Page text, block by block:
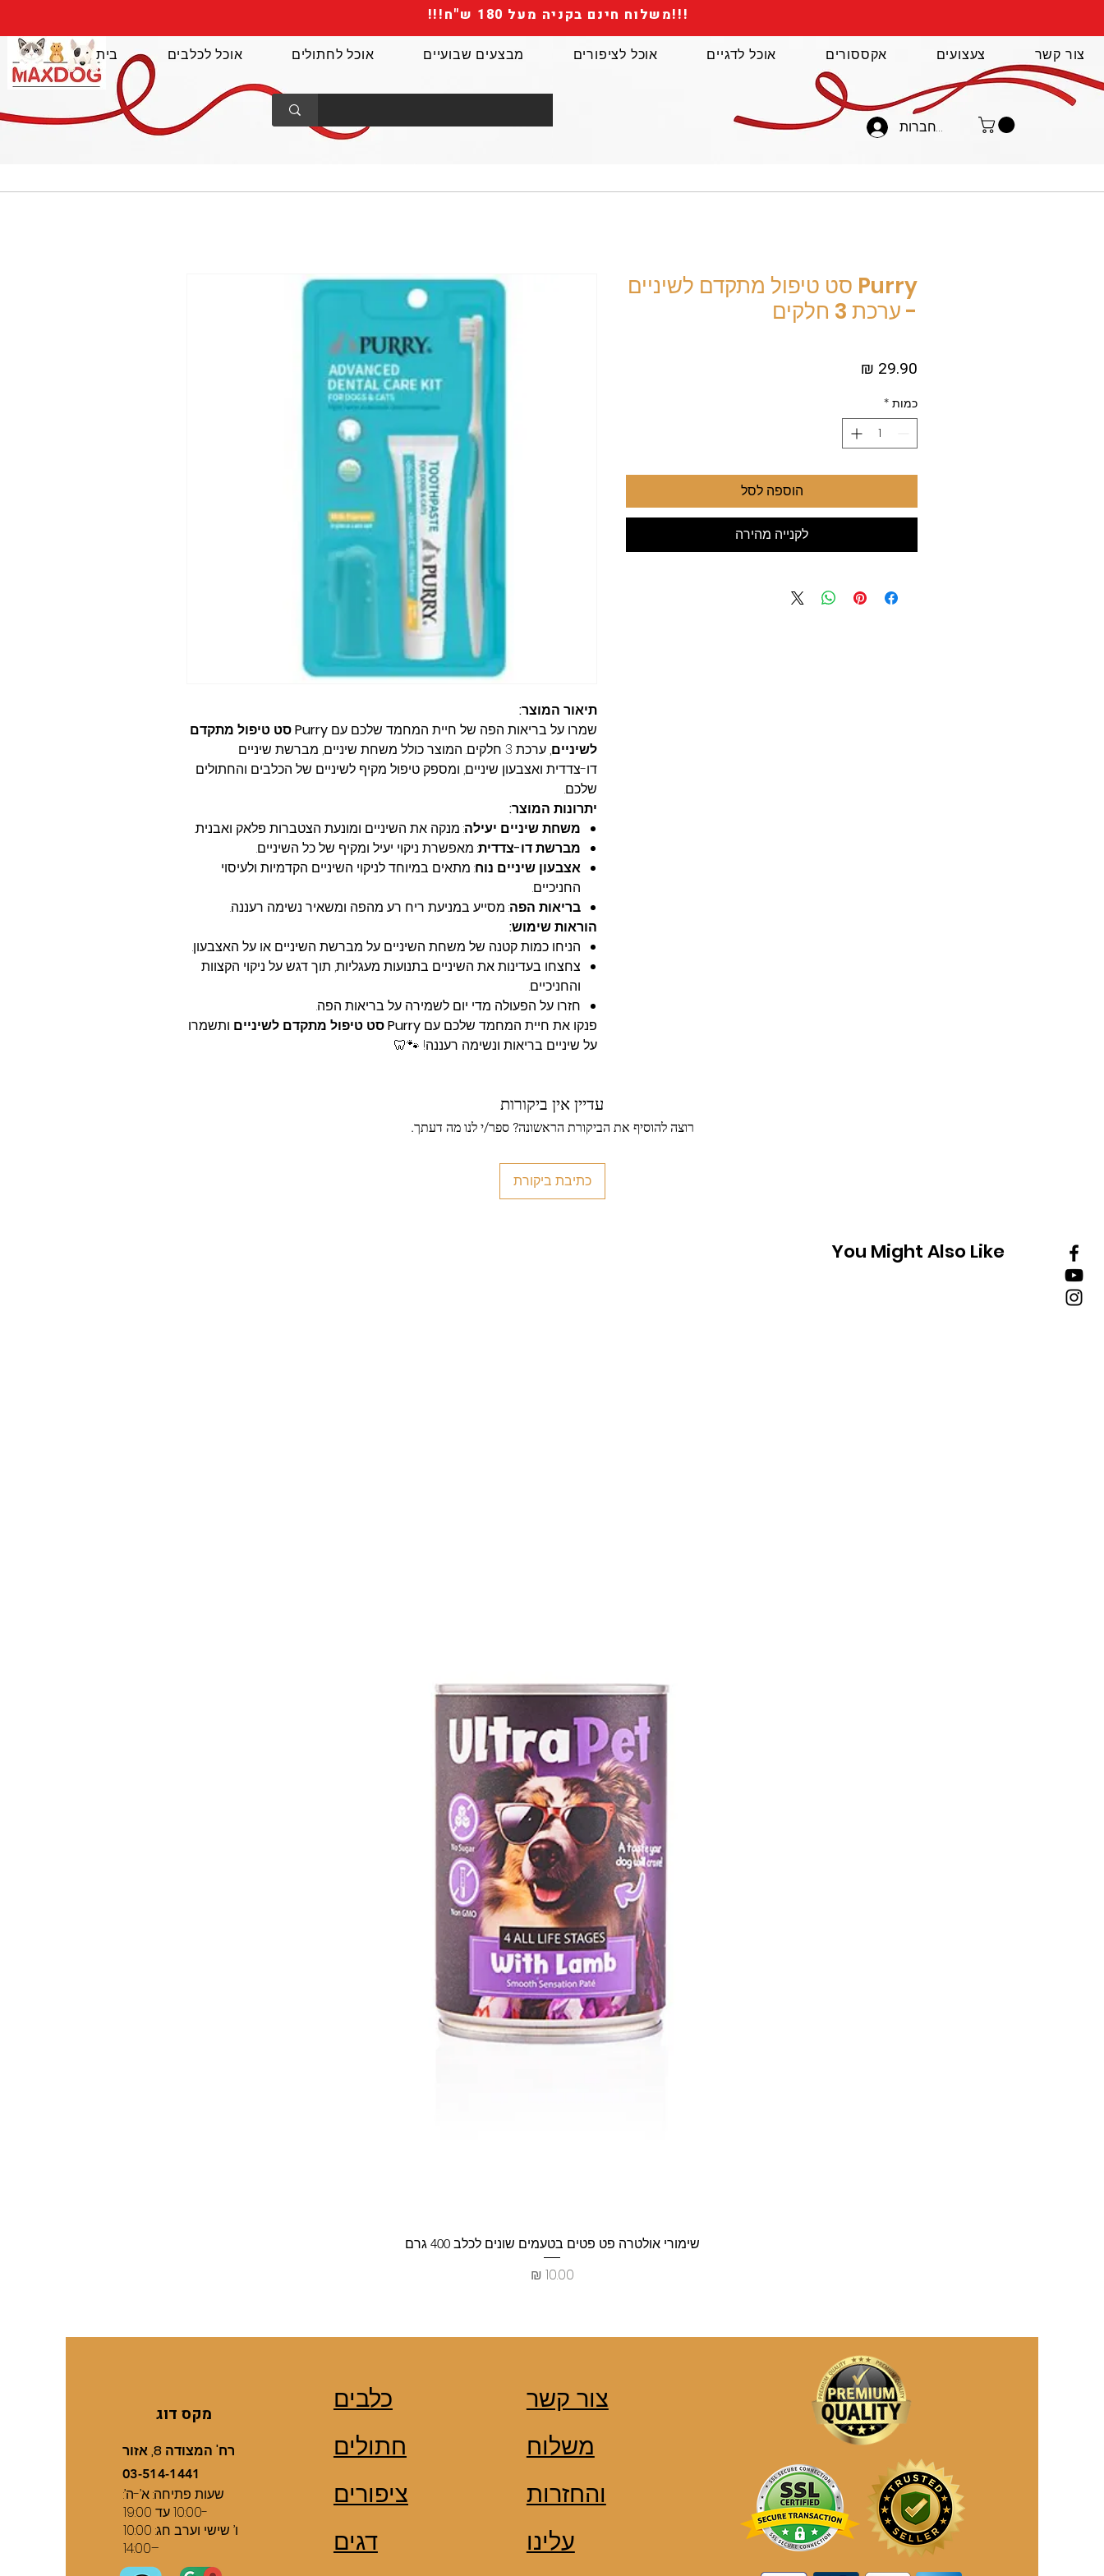
!!!משלוח חינם בקניה מעל 180 ש"ח!!!
להתחברות
בית אוכל לכלבים אוכל לחתולים מבצעים שבועיים אוכל לציפורים אוכל לדגיים אקססורים צעצועים צור קשר
תיאור המוצר:
שמרו על בריאות הפה של חיית המחמד שלכם עם
Purry סט טיפול מתקדם
לשיניים
, ערכת 3 חלקים. המוצר כולל משחת שיניים, מברשת שיניים
דו-צדדית ואצבעון שיניים, ומספק טיפול מקיף לשיניים של הכלבים והחתולים
שלכם.
יתרונות המוצר:
משחת שיניים יעילה: מנקה את השיניים ומונעת הצטברות פלאק ואבנית.
מברשת דו-צדדית: מאפשרת ניקוי יעיל ומקיף של כל השיניים.
אצבעון שיניים נוח: מתאים במיוחד לניקוי השיניים הקדמיות ולעיסוי
החניכיים.
בריאות הפה: מסייע במניעת ריח רע מהפה ומשאיר נשימה רעננה.
הוראות שימוש:
הניחו כמות קטנה של משחת השיניים על מברשת השיניים או על האצבעון.
צחצחו בעדינות את השיניים בתנועות מעגליות, תוך דגש על ניקוי הקצוות
והחניכיים.
חזרו על הפעולה מדי יום לשמירה על בריאות הפה.
פנקו את חיית המחמד שלכם עם Purry סט טיפול מתקדם לשיניים
ותשמרו
על שיניים בריאות ונשימה רעננה! 🐾🦷
Purry סט טיפול מתקדם לשיניים
- ערכת 3 חלקים
כמות *
הוספה לסל
לקנייה מהירה
עדיין אין ביקורות
רוצה להוסיף את הביקורת הראשונה? ספר/י לנו מה דעתך.
כתיבת ביקורת
You Might Also Like
שימורי אולטרה פט פטים בטעמים שונים לכלב 400 גרם
מחיר
מקס דוג
רח' המצודה 8, אזור
03-514-1441
שעות פתיחה: א’-ה’:
10:00 עד 19:00-
ו’ שישי וערב חג: 10:00
כלבים
חתולים
ציפורים
דגים
צור קשר
משלוח
והחזרות
עלינו